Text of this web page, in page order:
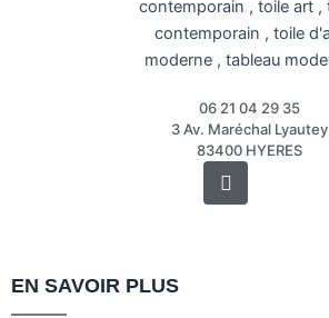
06 21 04 29 35
3 Av. Maréchal Lyautey
83400 HYERES
Instagram
EN SAVOIR PLUS